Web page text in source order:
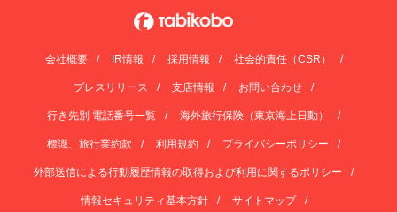
会社概要 IR情報 採用情報 社会的責任（CSR）
プレスリリース 支店情報 お問い合わせ
行き先別 電話番号一覧 海外旅行保険（東京海上日動）
標識、旅行業約款 利用規約 プライバシーポリシー
外部送信による行動履歴情報の取得および利用に関するポリシー
情報セキュリティ基本方針 サイトマップ